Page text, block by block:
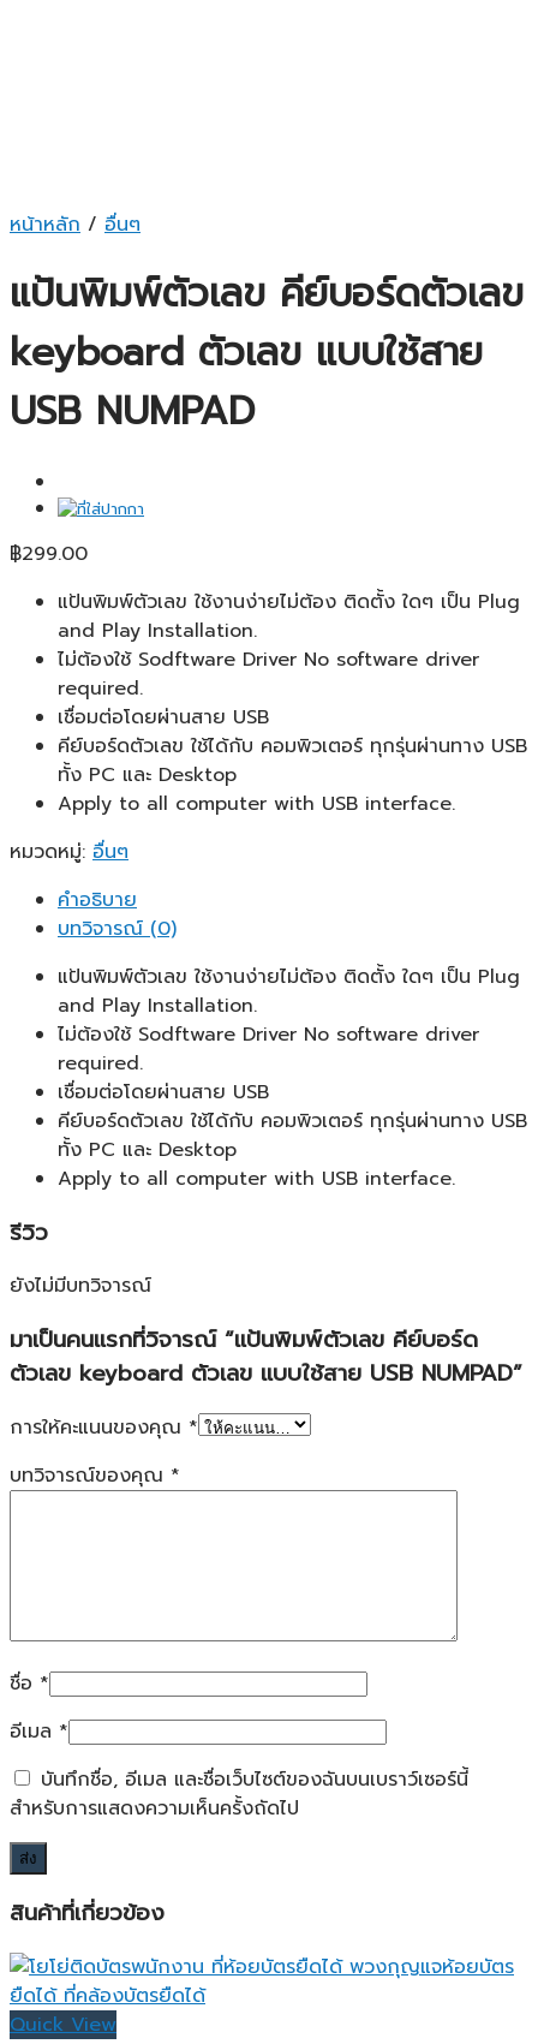
หน้าหลัก / อื่นๆ
แป้นพิมพ์ตัวเลข คีย์บอร์ดตัวเลข
keyboard ตัวเลข แบบใช้สาย
USB NUMPAD
฿299.00
แป้นพิมพ์ตัวเลข ใช้งานง่ายไม่ต้อง ติดตั้ง ใดๆ เป็น Plug
and Play Installation.
ไม่ต้องใช้ Sodftware Driver No software driver
required.
เชื่อมต่อโดยผ่านสาย USB
คีย์บอร์ดตัวเลข ใช้ได้กับ คอมพิวเตอร์ ทุกรุ่นผ่านทาง USB
ทั้ง PC และ Desktop
Apply to all computer with USB interface.
หมวดหมู่: อื่นๆ
คำอธิบาย
บทวิจารณ์ (0)
แป้นพิมพ์ตัวเลข ใช้งานง่ายไม่ต้อง ติดตั้ง ใดๆ เป็น Plug
and Play Installation.
ไม่ต้องใช้ Sodftware Driver No software driver
required.
เชื่อมต่อโดยผ่านสาย USB
คีย์บอร์ดตัวเลข ใช้ได้กับ คอมพิวเตอร์ ทุกรุ่นผ่านทาง USB
ทั้ง PC และ Desktop
Apply to all computer with USB interface.
รีวิว
ยังไม่มีบทวิจารณ์
มาเป็นคนแรกที่วิจารณ์ “แป้นพิมพ์ตัวเลข คีย์บอร์ด
ตัวเลข keyboard ตัวเลข แบบใช้สาย USB NUMPAD”
การให้คะแนนของคุณ *
บทวิจารณ์ของคุณ *
ชื่อ *
อีเมล *
บันทึกชื่อ, อีเมล และชื่อเว็บไซต์ของฉันบนเบราว์เซอร์นี้
สำหรับการแสดงความเห็นครั้งถัดไป
สินค้าที่เกี่ยวข้อง
Quick View